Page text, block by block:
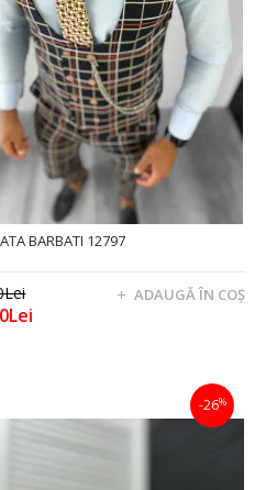
BARBATI 12797
ADAUGĂ ÎN COŞ
-26%